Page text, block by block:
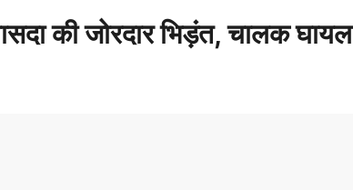
की जोरदार भिड़ंत, चालक घायल